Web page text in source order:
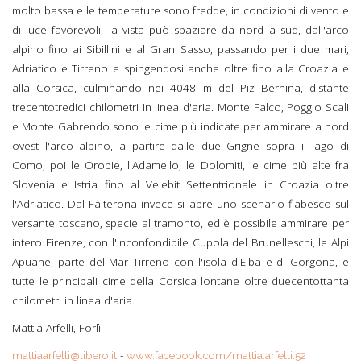
molto bassa e le temperature sono fredde, in condizioni di vento e
di luce favorevoli, la vista può spaziare da nord a sud, dall'arco
alpino fino ai Sibillini e al Gran Sasso, passando per i due mari,
Adriatico e Tirreno e spingendosi anche oltre fino alla Croazia e
alla Corsica, culminando nei 4048 m del Piz Bernina, distante
trecentotredici chilometri in linea d'aria. Monte Falco, Poggio Scali
e Monte Gabrendo sono le cime più indicate per ammirare a nord
ovest l'arco alpino, a partire dalle due Grigne sopra il lago di
Como, poi le Orobie, l'Adamello, le Dolomiti, le cime più alte fra
Slovenia e Istria fino al Velebit Settentrionale in Croazia oltre
l'Adriatico. Dal Falterona invece si apre uno scenario fiabesco sul
versante toscano, specie al tramonto, ed è possibile ammirare per
intero Firenze, con l'inconfondibile Cupola del Brunelleschi, le Alpi
Apuane, parte del Mar Tirreno con l'isola d'Elba e di Gorgona, e
tutte le principali cime della Corsica lontane oltre duecentottanta
chilometri in linea d'aria.
Mattia Arfelli, Forlì
mattiaarfelli@libero.it - www.facebook.com/mattia.arfelli.52